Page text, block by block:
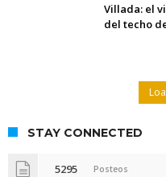
Villada: el
del techo
STAY CONNECTED
5295 Posteos